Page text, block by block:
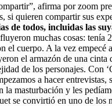
afirma por zoom
quieren compartir sus
de todos, incluidas las
muchas cosas: tenía
el cuerpo. A la vez empecé
el armazón de una
de los personajes. Con ‘
a hacer
masturbación y les
se convirtió en uno de los